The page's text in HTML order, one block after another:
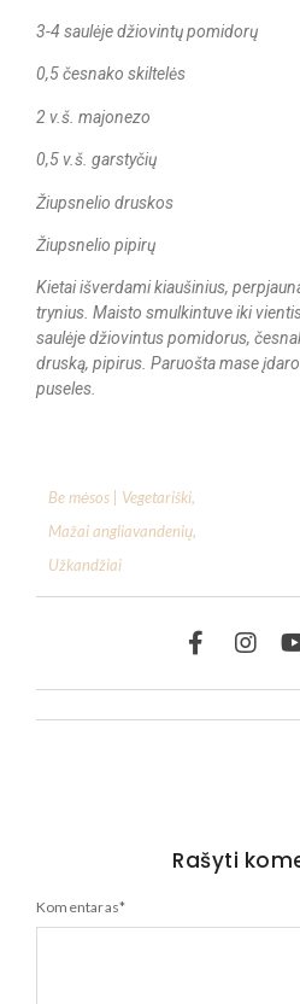
3-4 saulėje džiovintų pomidorų
0,5 česnako skiltelės
2 v.š. majonezo
0,5 v.š. garstyčių
Žiupsnelio druskos
Žiupsnelio pipirų
Kietai išverdami kiaušinius,
trynius. Maisto smulkintuve iki
saulėje džiovintus pomidorus,
druską, pipirus. Paruošta mase
puseles.
Be mėsos | Vegetariški,
Mažai angliavandenių,
Užkandžiai
Rašyti
Komentaras*